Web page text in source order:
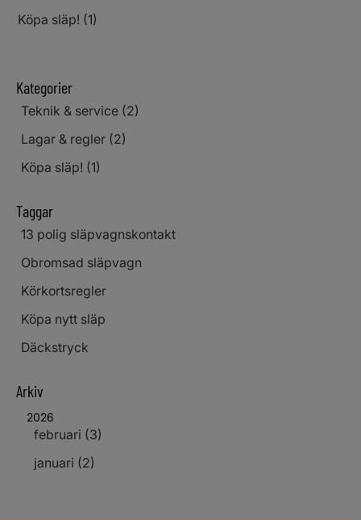
Köpa släp! (1)
Kategorier
Teknik & service (2)
Lagar & regler (2)
Köpa släp! (1)
Taggar
13 polig släpvagnskontakt
Obromsad släpvagn
Körkortsregler
Köpa nytt släp
Däckstryck
Arkiv
2026
februari (3)
januari (2)